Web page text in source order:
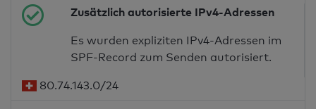
Zusätzlich autorisierte IPv4-Adressen
Es wurden expliziten IPv4-Adressen im
SPF-Record zum Senden autorisiert.
80.74.143.0/24